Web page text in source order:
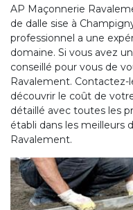
AP Maçonnerie
de dalle sise à
professionnel a une
domaine. Si vous avez
conseillé pour vous de
Ravalement.
découvrir le coût de
détaillé avec toutes les
établi dans les meilleurs
Ravalement.